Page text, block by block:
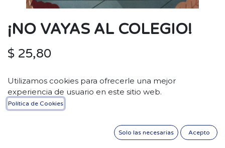
¡NO VAYAS AL COLEGIO!
$ 25,80
AÑADIR A LA CESTA
Utilizamos cookies para ofrecerle una mejor
experiencia de usuario en este sitio web.
Política de Cookies
Solo las necesarias Acepto